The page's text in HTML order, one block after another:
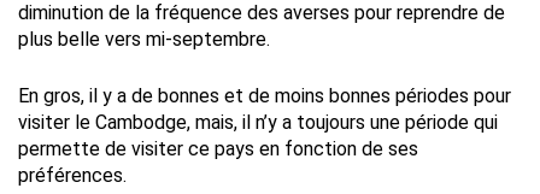
diminution de la fréquence des averses pour reprendre de
plus belle vers mi-septembre.
En gros, il y a de bonnes et de moins bonnes périodes pour
visiter le Cambodge, mais, il n’y a toujours une période qui
permette de visiter ce pays en fonction de ses
préférences.